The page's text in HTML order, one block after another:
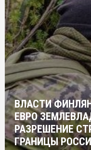
ВЛАСТИ
ЕВРО
РАЗРЕШЕНИЕ
ГРАНИЦЫ